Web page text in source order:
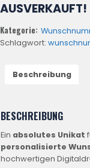
AUSVERKAUFT!
Kategorie:
Schlagwort:
Beschreibung
BESCHREIBUNG
Ein absolutes Unikat
personalisierte
hochwertigen